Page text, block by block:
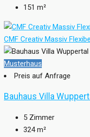
151 m²
CMF Creativ Massiv
Musterhaus
Preis auf Anfrage
Bauhaus Villa
5 Zimmer
324 m²